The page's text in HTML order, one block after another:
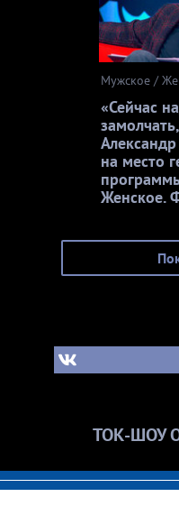
Мужское /
«Сейчас
на место
Женское.
ТОК-ШОУ